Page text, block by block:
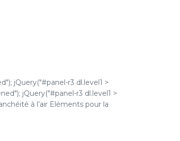
jQuery("#panel-r3 dl.level1 >
jQuery("#panel-r3 dl.level1 >
à l’air Eléments pour la